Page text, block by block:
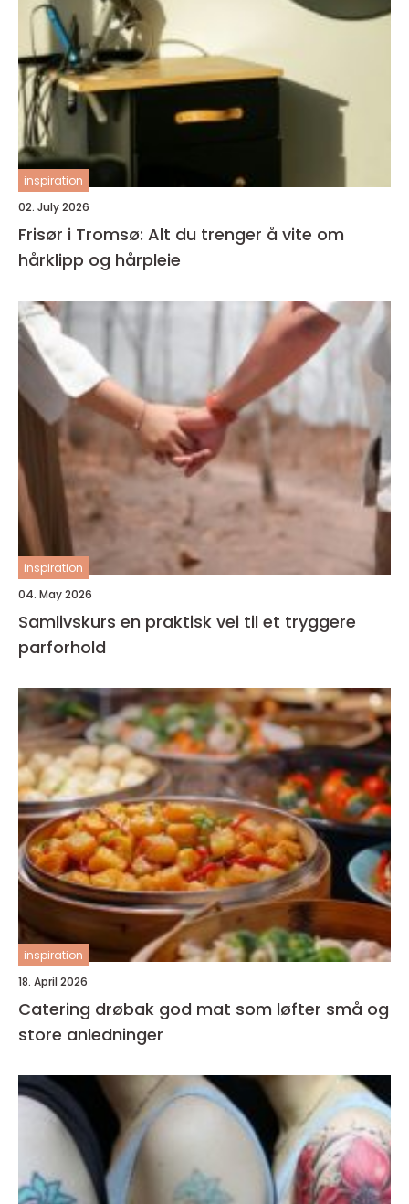
inspiration
02. July 2026
Frisør i Tromsø: Alt du trenger å vite om
hårklipp og hårpleie
inspiration
04. May 2026
Samlivskurs en praktisk vei til et tryggere
parforhold
inspiration
18. April 2026
Catering drøbak god mat som løfter små og
store anledninger